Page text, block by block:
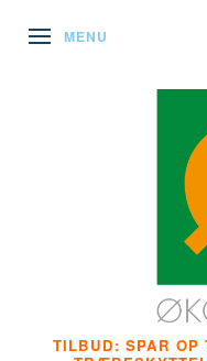
SKIFTE NAVIGATION
MENU
TILBUD: SPAR OP